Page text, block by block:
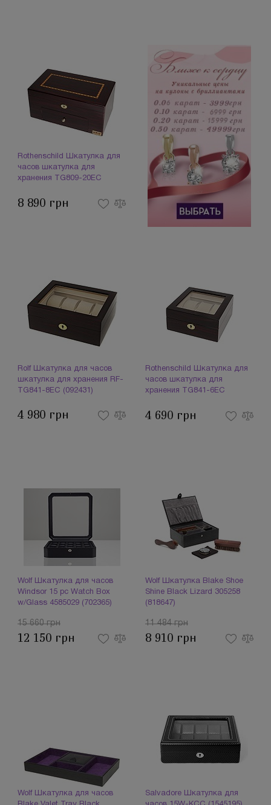
Rothenschild Шкатулка для
часов шкатулка для
хранения TG809-20EC
8 890 грн
Rolf Шкатулка для часов
шкатулка для хранения RF-
TG841-8EC (092431)
4 980 грн
Rothenschild Шкатулка для
часов шкатулка для
хранения TG841-6EC
4 690 грн
Wolf Шкатулка для часов
Windsor 15 pc Watch Box
w/Glass 4585029 (702365)
15 660 грн
12 150 грн
Wolf Шкатулка Blake Shoe
Shine Black Lizard 305258
(818647)
11 484 грн
8 910 грн
Wolf Шкатулка для часов
Salvadore Шкатулка для